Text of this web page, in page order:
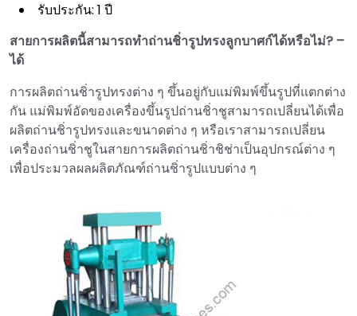
รับประกัน: 1 ปี
สายการผลิตนี้สามารถทำถ่านชิ่ารูปทรงลูกบาศก์ได้หรือไม่? –
ได้
การผลิตถ่านชิ่ารูปทรงต่าง ๆ ขึ้นอยู่กับแม่พิมพ์ขึ้นรูปที่แตกต่าง
กัน แม่พิมพ์อัดของเครื่องขึ้นรูปถ่านชิ่าชูสามารถเปลี่ยนได้เพื่อ
ผลิตถ่านชิ่ารูปทรงและขนาดต่าง ๆ หรือเราสามารถเปลี่ยน
เครื่องถ่านชิ่าชูในสายการผลิตถ่านชิ่าชิช่าเป็นอุปกรณ์ต่าง ๆ
เพื่อประมวลผลผลิตภัณฑ์ถ่านชิ่ารูปแบบต่าง ๆ